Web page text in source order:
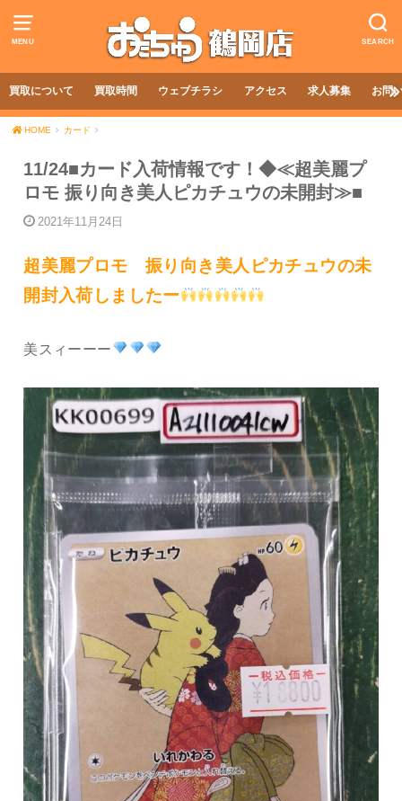
MENU SEARCH
買取について 買取時間 ウェブチラシ アクセス 求人募集 お問
HOME カード
11/24■カード入荷情報です！◆≪超美麗プ
ロモ 振り向き美人ピカチュウの未開封≫■
2021年11月24日
超美麗プロモ 振り向き美人ピカチュウの未
開封入荷しましたー
美スィーーー